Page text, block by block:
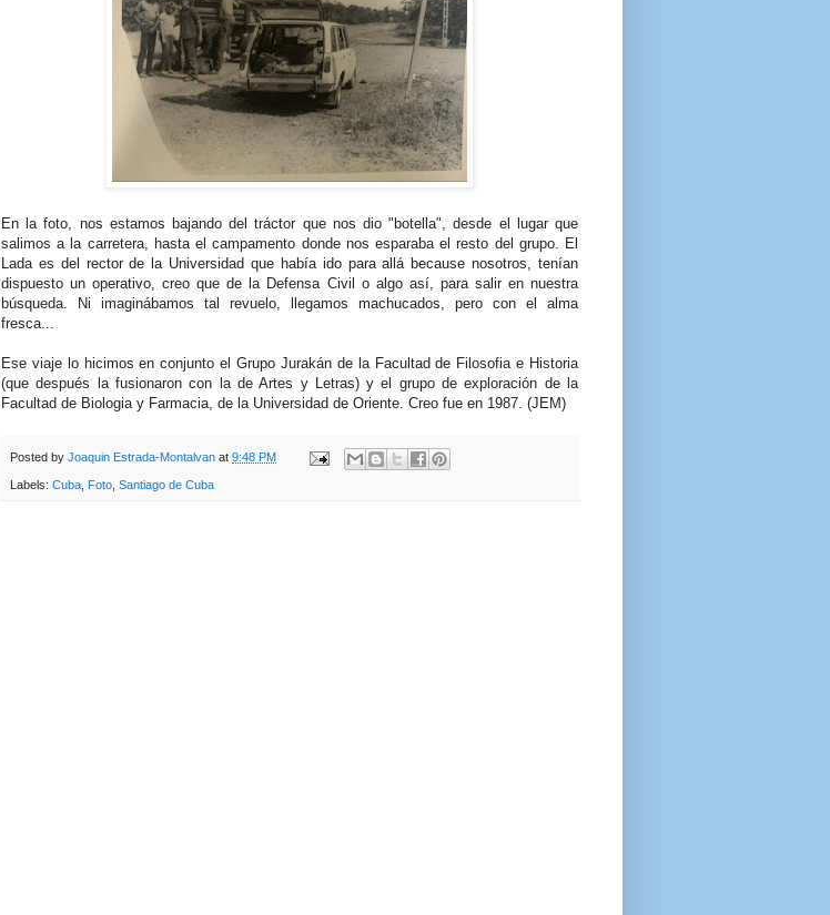
En la foto, nos estamos bajando del tráctor que nos dio "botella", desde el lugar que
salimos a la carretera, hasta el campamento donde nos esparaba el resto del grupo. El
Lada es del rector de la Universidad que había ido para allá because nosotros, tenían
dispuesto un operativo, creo que de la Defensa Civil o algo así, para salir en nuestra
búsqueda. Ni imaginábamos tal revuelo, llegamos machucados, pero con el alma
fresca...
Ese viaje lo hicimos en conjunto el Grupo Jurakán de la Facultad de Filosofia e Historia
(que después la fusionaron con la de Artes y Letras) y el grupo de exploración de la
Facultad de Biologia y Farmacia, de la Universidad de Oriente. Creo fue en 1987. (JEM)
Posted by Joaquin Estrada-Montalvan at 9:48 PM
Labels: Cuba Foto Santiago de Cuba